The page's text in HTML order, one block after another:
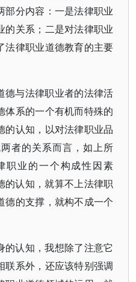
部分内容：一是法律职业
的关系；二是对法律职业
法律职业道德教育的主要
德与法律职业者的法律活
体系的一个有机而特殊的
的认知，以对法律职业品
者的关系而言，如上所
职业的一个构成性因素
认知，就算不上法律职
德的支撑，就构不成一个
的认知，我想除了注意它
联系外，还应该特别强调